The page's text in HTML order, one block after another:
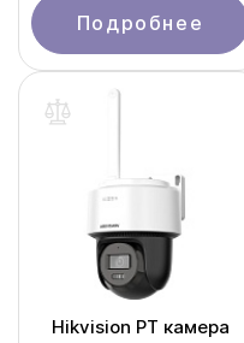
Подробнее
Hikvision PT камера